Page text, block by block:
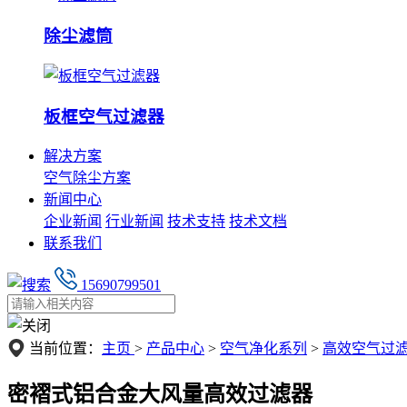
除尘滤筒
板框空气过滤器
解决方案
空气除尘方案
新闻中心
企业新闻 行业新闻 技术支持 技术文档
联系我们
15690799501
当前位置： 主页 > 产品中心 > 空气净化系列 > 高效空气过
密褶式铝合金大风量高效过滤器